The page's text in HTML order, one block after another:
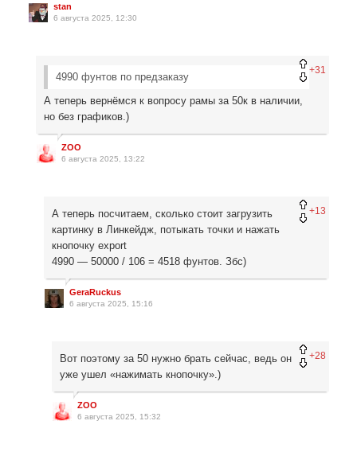
stan
6 августа 2025, 12:30
+31
4990 фунтов по предзаказу
А теперь вернёмся к вопросу рамы за 50к в наличии,
но без графиков.)
ZOO
6 августа 2025, 13:22
+13
А теперь посчитаем, сколько стоит загрузить
картинку в Линкейдж, потыкать точки и нажать
кнопочку export
4990 — 50000 / 106 = 4518 фунтов. Збс)
GeraRuckus
6 августа 2025, 15:16
+28
Вот поэтому за 50 нужно брать сейчас, ведь он
уже ушел «нажимать кнопочку».)
ZOO
6 августа 2025, 15:32